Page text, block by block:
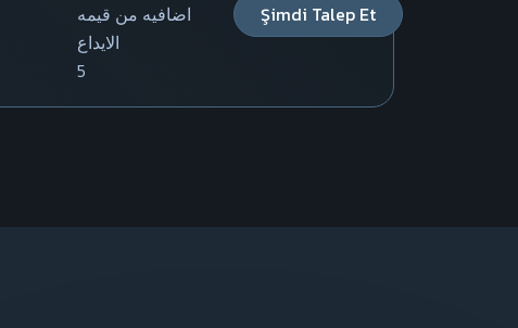
اضافيه من قيمه
الايداع
5
Şimdi Talep Et